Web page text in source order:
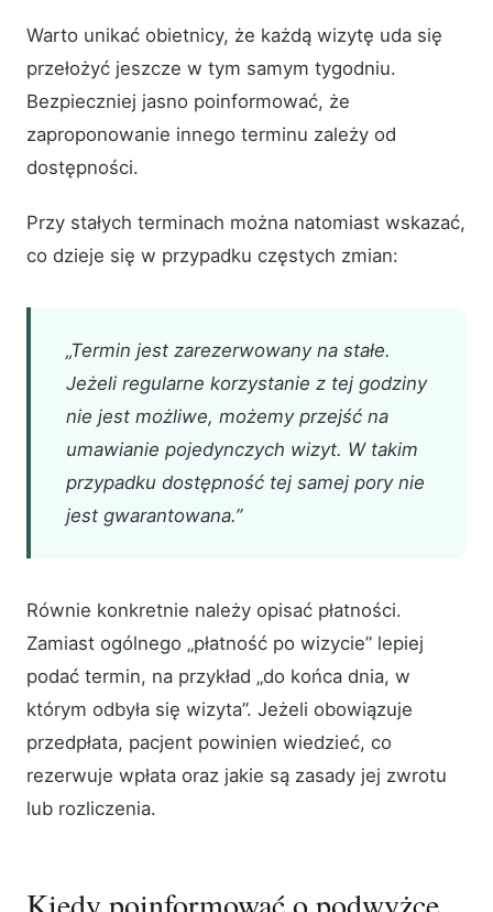
Warto unikać obietnicy, że każdą wizytę uda się
przełożyć jeszcze w tym samym tygodniu.
Bezpieczniej jasno poinformować, że
zaproponowanie innego terminu zależy od
dostępności.
Przy stałych terminach można natomiast wskazać,
co dzieje się w przypadku częstych zmian:
„Termin jest zarezerwowany na stałe.
Jeżeli regularne korzystanie z tej godziny
nie jest możliwe, możemy przejść na
umawianie pojedynczych wizyt. W takim
przypadku dostępność tej samej pory nie
jest gwarantowana.”
Równie konkretnie należy opisać płatności.
Zamiast ogólnego „płatność po wizycie” lepiej
podać termin, na przykład „do końca dnia, w
którym odbyła się wizyta”. Jeżeli obowiązuje
przedpłata, pacjent powinien wiedzieć, co
rezerwuje wpłata oraz jakie są zasady jej zwrotu
lub rozliczenia.